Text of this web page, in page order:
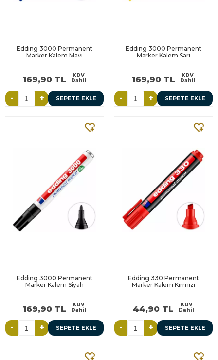
Edding 3000 Permanent
Marker Kalem Mavi
169,90 TL
KDV
Dahil
- + SEPETE EKLE
Edding 3000 Permanent
Marker Kalem Sarı
169,90 TL
KDV
Dahil
- + SEPETE EKLE
Edding 3000 Permanent
Marker Kalem Siyah
169,90 TL
KDV
Dahil
- + SEPETE EKLE
Edding 330 Permanent
Marker Kalem Kırmızı
44,90 TL
KDV
Dahil
- + SEPETE EKLE